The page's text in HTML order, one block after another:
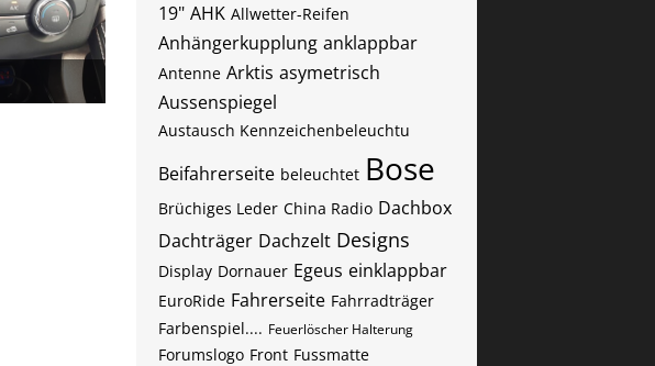
19" AHK Allwetter-Reifen
Anhängerkupplung anklappbar
Antenne Arktis asymetrisch
Aussenspiegel
Austausch Kennzeichenbeleuchtu
Beifahrerseite beleuchtet Bose
Brüchiges Leder China Radio Dachbox
Dachträger Dachzelt Designs
Display Dornauer Egeus einklappbar
EuroRide Fahrerseite Fahrradträger
Farbenspiel.... Feuerlöscher Halterung
Forumslogo Front Fussmatte